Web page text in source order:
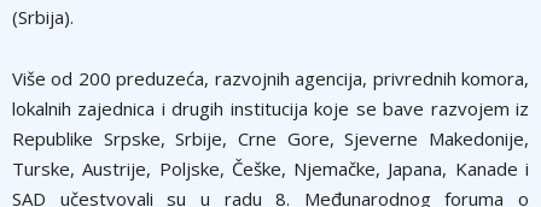
(Srbija).
Više od 200 preduzeća, razvojnih agencija, privrednih komora,
lokalnih zajednica i drugih institucija koje se bave razvojem iz
Republike Srpske, Srbije, Crne Gore, Sjeverne Makedonije,
Turske, Austrije, Poljske, Češke, Njemačke, Japana, Kanade i
SAD učestvovali su u radu 8. Međunarodnog foruma o